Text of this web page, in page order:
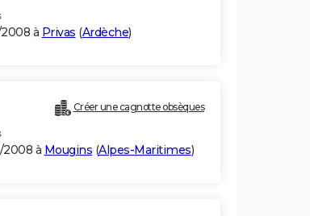
à Privas (Ardèche)
Créer une cagnotte obsèques
2008 à Mougins (Alpes-Maritimes)